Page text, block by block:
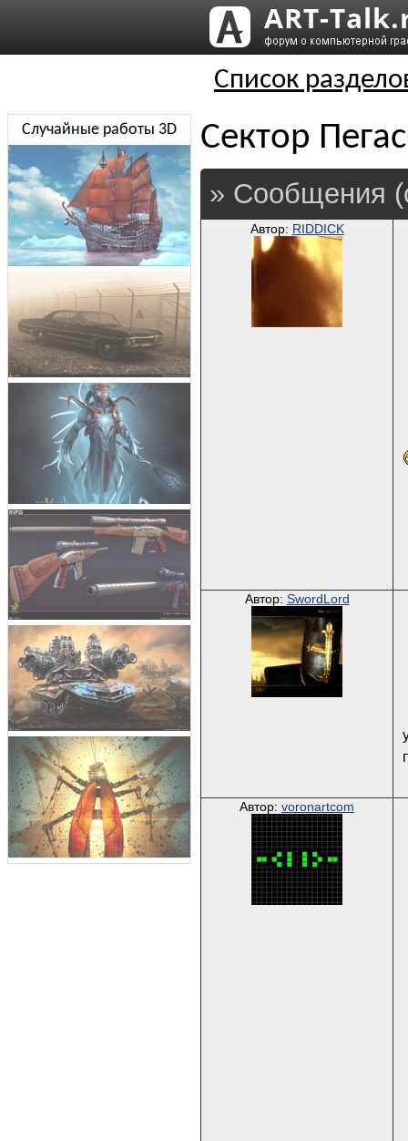
Список
Сектор
» Сообщения
Автор: RIDDICK
Автор: SwordLord
Автор: voronartcom
Случайные работы 3D